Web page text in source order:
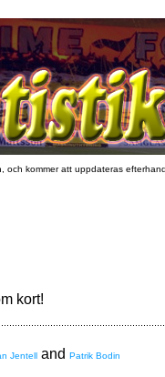
och kommer att uppdateras
kort!
Jentell and Patrik Bodin